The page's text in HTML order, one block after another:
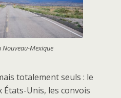
Nouveau-Mexique
totalement seuls : le
États-Unis, les convois